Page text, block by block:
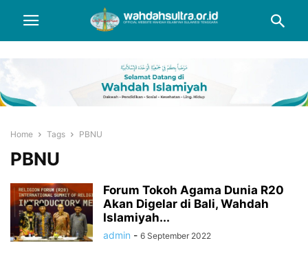
Home Tags PBNU
PBNU
Forum Tokoh Agama Dunia R20
Akan Digelar di Bali, Wahdah
Islamiyah...
admin - 6 September 2022